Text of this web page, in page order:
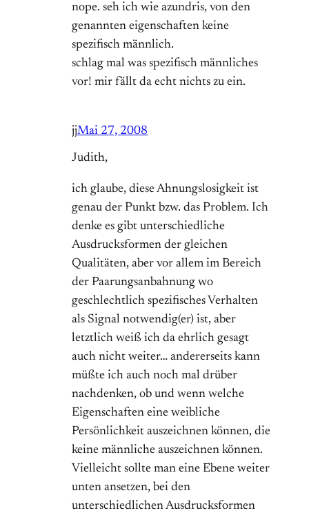
nope. seh ich wie azundris, von den
genannten eigenschaften keine
spezifisch männlich.
schlag mal was spezifisch männliches
vor! mir fällt da echt nichts zu ein.
jjMai 27, 2008
Judith,
ich glaube, diese Ahnungslosigkeit ist
genau der Punkt bzw. das Problem. Ich
denke es gibt unterschiedliche
Ausdrucksformen der gleichen
Qualitäten, aber vor allem im Bereich
der Paarungsanbahnung wo
geschlechtlich spezifisches Verhalten
als Signal notwendig(er) ist, aber
letztlich weiß ich da ehrlich gesagt
auch nicht weiter… andererseits kann
müßte ich auch noch mal drüber
nachdenken, ob und wenn welche
Eigenschaften eine weibliche
Persönlichkeit auszeichnen können, die
keine männliche auszeichnen können.
Vielleicht sollte man eine Ebene weiter
unten ansetzen, bei den
unterschiedlichen Ausdrucksformen